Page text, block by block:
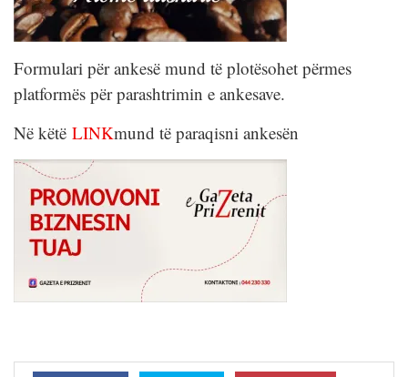
Formulari për ankesë mund të plotësohet përmes
platformës për parashtrimin e ankesave.
Në këtë LINKmund të paraqisni ankesën